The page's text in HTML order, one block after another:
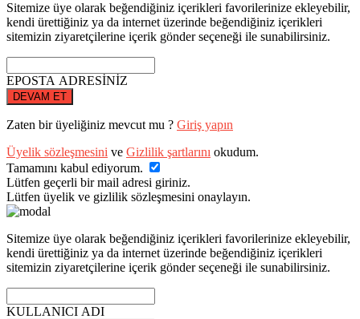
Sitemize üye olarak beğendiğiniz içerikleri favorilerinize ekleyebilir,
kendi ürettiğiniz ya da internet üzerinde beğendiğiniz içerikleri
sitemizin ziyaretçilerine içerik gönder seçeneği ile sunabilirsiniz.
EPOSTA ADRESİNİZ
DEVAM ET
Zaten bir üyeliğiniz mevcut mu ? Giriş yapın
Üyelik sözleşmesini ve Gizlilik şartlarını okudum.
Tamamını kabul ediyorum.
Lütfen geçerli bir mail adresi giriniz.
Lütfen üyelik ve gizlilik sözleşmesini onaylayın.
Sitemize üye olarak beğendiğiniz içerikleri favorilerinize ekleyebilir,
kendi ürettiğiniz ya da internet üzerinde beğendiğiniz içerikleri
sitemizin ziyaretçilerine içerik gönder seçeneği ile sunabilirsiniz.
KULLANICI ADI